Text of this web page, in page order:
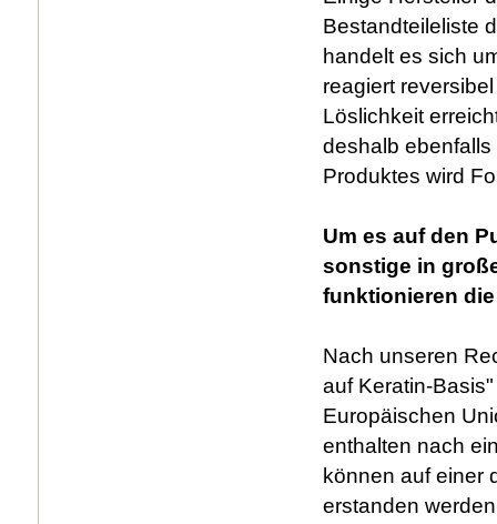
Bestandteileliste
handelt es sich
reagiert
Löslichkeit
deshalb
Produktes wird
Um es auf den
sonstige in
funktionieren
Nach unseren
auf Keratin-
Europäischen
enthalten nach
können auf einer
erstanden